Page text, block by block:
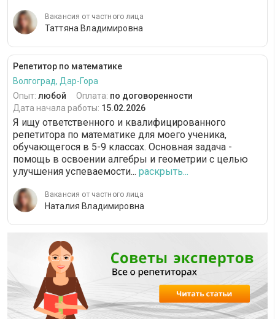
Вакансия от частного лица
Таттяна Владимировна
Репетитор по математике
Волгоград, Дар-Гора
Опыт: любой Оплата: по договоренности
Дата начала работы: 15.02.2026
Я ищу ответственного и квалифицированного
репетитора по математике для моего ученика,
обучающегося в 5-9 классах. Основная задача -
помощь в освоении алгебры и геометрии с целью
улучшения успеваемости... раскрыть...
Вакансия от частного лица
Наталия Владимировна